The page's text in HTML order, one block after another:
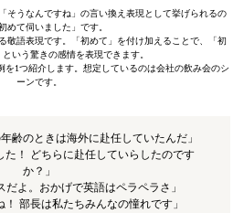
そうなんですね」の言い換え表現として挙げられるの
めて伺いました」です。
敬語表現です。「初めて」を付け加えることで、「初
いう驚きの感情を表現できます。
を1つ紹介します。想定しているのは会社の飲み会のシ
ーンです。
齢のときは海外に赴任していたんだ」
た！ どちらに赴任していらしたのです
か？」
だよ。おかげで英語はペラペラさ」
！ 部長は私たちみんなの憧れです」